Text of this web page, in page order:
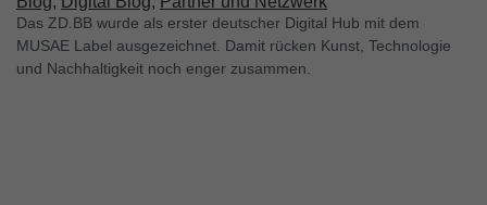
Das ZD.BB wurde als erster deutscher Digital Hub mit dem
MUSAE Label ausgezeichnet. Damit rücken Kunst, Technologie
und Nachhaltigkeit noch enger zusammen.